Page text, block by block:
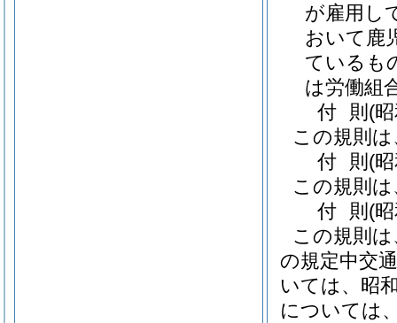
が雇用し
おいて鹿
ているも
は労働組
付 則 (
この規則
付 則 (
この規則
付 則 (
この規則
の規定中交
いては、昭
については